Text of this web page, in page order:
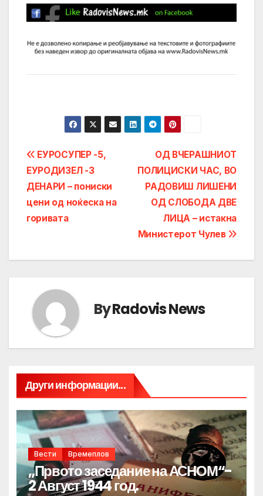
Post
navigation
ОД ВЧЕРАШНИОТ
ПОЛИЦИСКИ ЧАС, ВО
РАДОВИШ ЛИШЕНИ
ОД СЛОБОДА ДВЕ
ЛИЦА – истакна
Министерот Чулев
ЕУРОСУПЕР -5,
ЕУРОДИЗЕЛ -3
ДЕНАРИ – пониски
цени од ноќеска на
горивата
ByRadovis News
Други информации...
Вести Времеплов
„Првото заседание на АСНОМ“-
2 Август 1944 год.